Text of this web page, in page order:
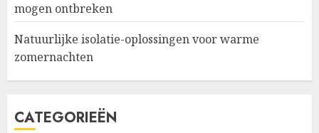
mogen ontbreken
Natuurlijke isolatie-oplossingen voor warme
zomernachten
CATEGORIEËN